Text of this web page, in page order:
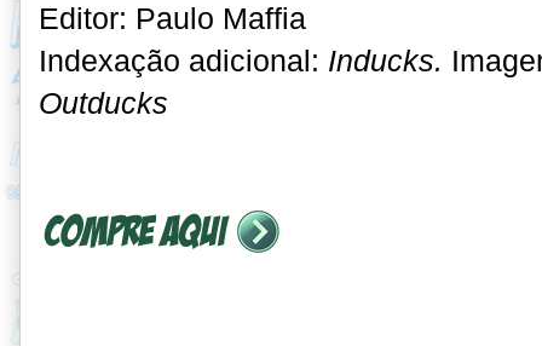
Editor: Paulo Maffia
Indexação adicional: Inducks.
Outducks